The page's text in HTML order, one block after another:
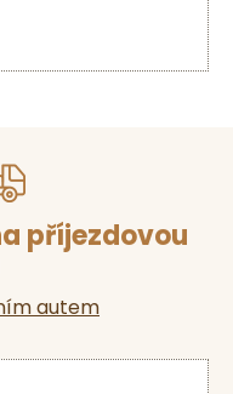
příjezdovou
autem